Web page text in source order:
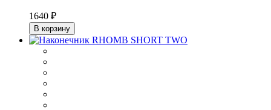
1640 ₽
В корзину